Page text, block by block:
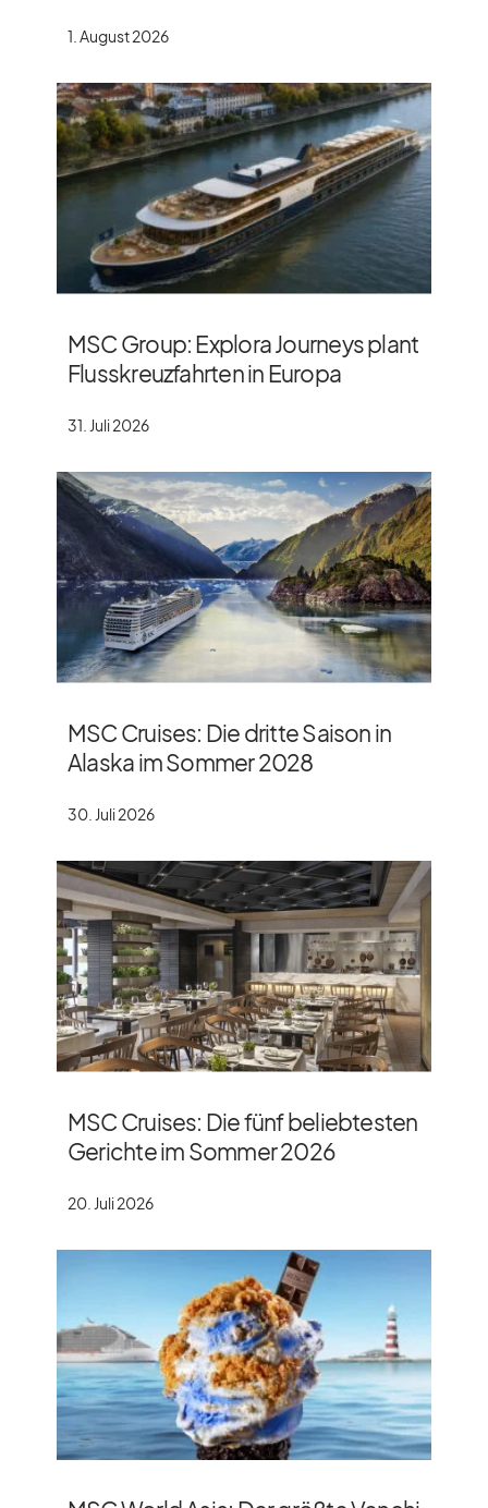
1. August 2026
MSC Group: Explora Journeys plant
Flusskreuzfahrten in Europa
31. Juli 2026
MSC Cruises: Die dritte Saison in
Alaska im Sommer 2028
30. Juli 2026
MSC Cruises: Die fünf beliebtesten
Gerichte im Sommer 2026
20. Juli 2026